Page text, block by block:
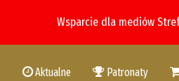
Wsparcie dla mediów
Aktualne Patronaty